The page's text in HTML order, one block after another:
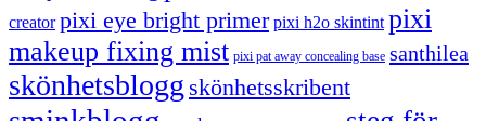
creator pixi eye bright primer pixi h2o skintint pixi
makeup fixing mist pixi pat away concealing base santhilea
skönhetsblogg skönhetsskribent